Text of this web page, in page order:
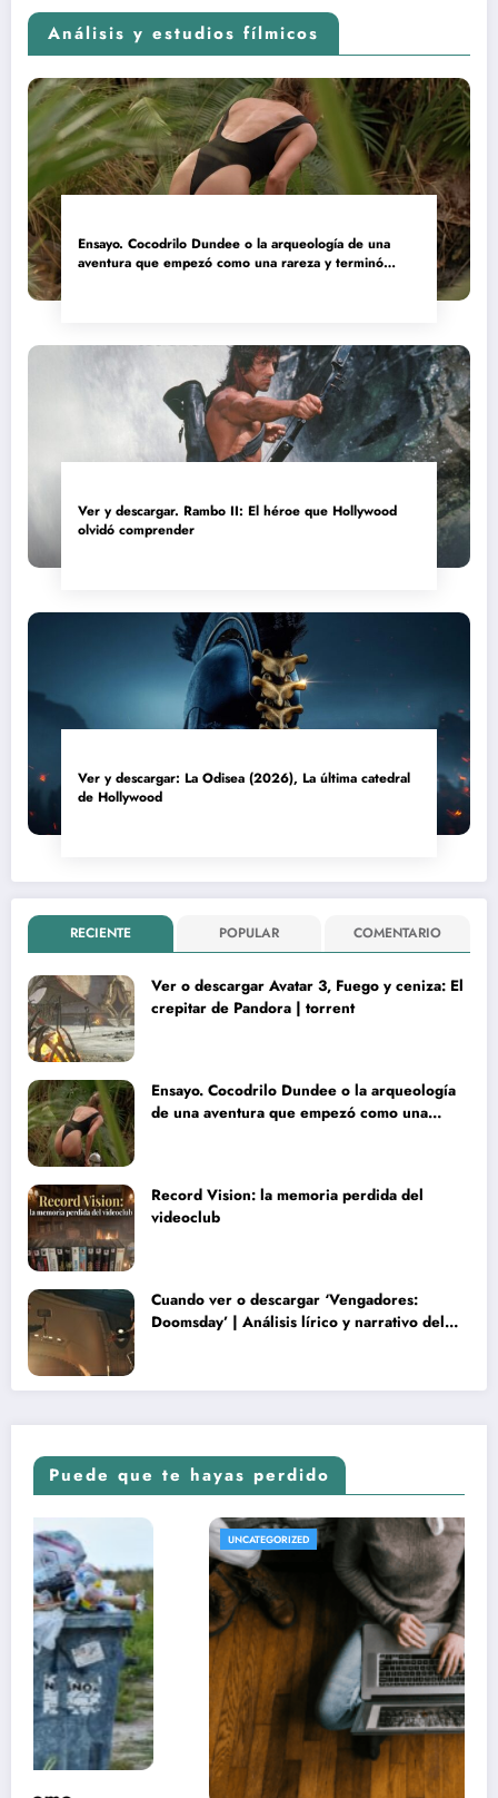
Análisis y estudios fílmicos
Ensayo. Cocodrilo Dundee o la arqueología de una
aventura que empezó como una rareza y terminó
Ver y descargar. Rambo II: El héroe que Hollywood
olvidó comprender
Ver y descargar: La Odisea (2026), La última catedral
de Hollywood
RECIENTE POPULAR COMENTARIO
Ver o descargar Avatar 3, Fuego y ceniza: El
crepitar de Pandora | torrent
Ensayo. Cocodrilo Dundee o la arqueología
de una aventura que empezó como una
Record Vision: la memoria perdida del
videoclub
Cuando ver o descargar ‘Vengadores:
Doomsday’ | Análisis lírico y narrativo del
Puede que te hayas perdido
UNCATEGORIZED